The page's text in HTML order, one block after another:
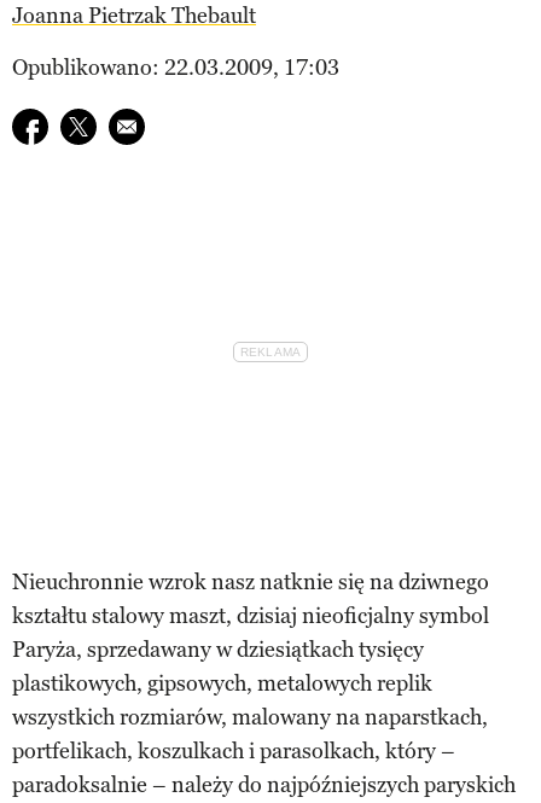
Joanna Pietrzak Thebault
Opublikowano: 22.03.2009, 17:03
Udostępnij na facebook
Udostępnij na twitter
E-mail do przyjaciela
Nieuchronnie wzrok nasz natknie się na dziwnego
kształtu stalowy maszt, dzisiaj nieoficjalny symbol
Paryża, sprzedawany w dziesiątkach tysięcy
plastikowych, gipsowych, metalowych replik
wszystkich rozmiarów, malowany na naparstkach,
portfelikach, koszulkach i parasolkach, który –
paradoksalnie – należy do najpóźniejszych paryskich